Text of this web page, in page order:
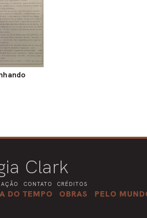
Clark
CONTATO CRÉDITOS
DO TEMPO OBRAS PELO